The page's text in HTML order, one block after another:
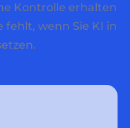
Kontrolle erhalten
fehlt, wenn Sie KI in